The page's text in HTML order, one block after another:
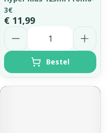
3€
€ 11,99
Aantal
Bestel